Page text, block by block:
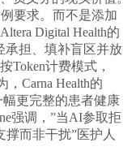
要求。而不是添加
Digital Health的
承担、填补盲区并放
Token计费模式，
，Carna Health的
幅更完整的患者健康
强调，”当AI参取拒
而非干扰”医护人